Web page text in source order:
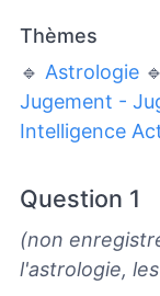
Thèmes
🔹 Astrologie 🔹
Jugement -
Intelligence
Question 1
(non
l'astrologie,